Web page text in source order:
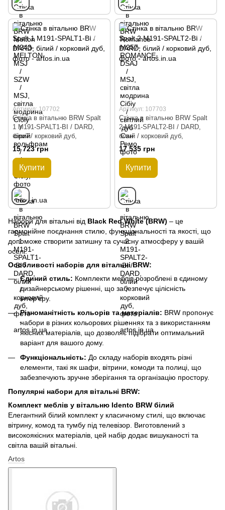
Артикул: 107702
Стінка в вітальню BRW Spalt
1 M191-SPALT1-BI / DARD,
білий / корковий дуб,
15 723 грн
Купити
Артикул: 107703
Стінка в вітальню BRW Spalt
2 M191-SPALT2-BI / DARD,
білий / корковий дуб,
17 535 грн
Купити
Набори для вітальні від Black Red White (BRW) – це
гармонійне поєднання стилю, функціональності та якості, що
допоможе створити затишну та сучасну атмосферу у вашій
оселі.
Особливості наборів для вітальні BRW:
Єдиний стиль: Комплекти меблів розроблені в єдиному
дизайнерському рішенні, що забезпечує цілісність
інтер'єру.
Різноманітність кольорів та матеріалів: BRW пропонує
набори в різних кольорових рішеннях та з використанням
якісних матеріалів, що дозволяє підібрати оптимальний
варіант для вашого дому.
Функціональність: До складу наборів входять різні
елементи, такі як шафи, вітрини, комоди та полиці, що
забезпечують зручне зберігання та організацію простору.
Популярні набори для вітальні BRW:
Комплект меблів у вітальню Idento BRW білий
Елегантний білий комплект у класичному стилі, що включає
вітрину, комод та тумбу під телевізор. Виготовлений з
високоякісних матеріалів, цей набір додає вишуканості та
світла вашій вітальні.
Artos